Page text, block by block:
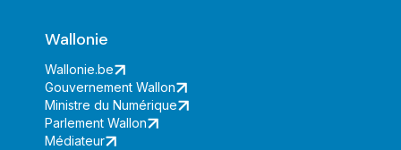
Wallonie
Wallonie.be
Gouvernement Wallon
Ministre du Numérique
Parlement Wallon
Médiateur